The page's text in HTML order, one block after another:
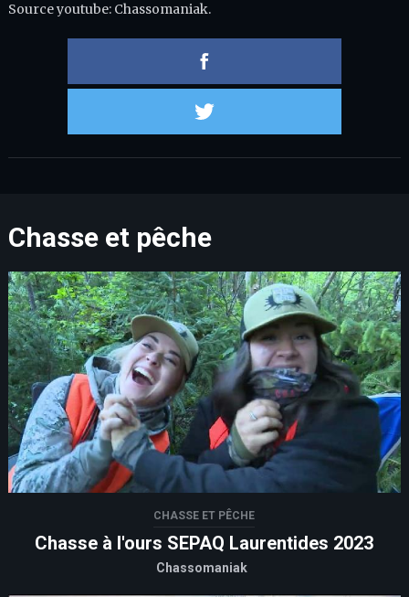
Source youtube: Chassomaniak.
Chasse et pêche
CHASSE ET PÊCHE
Chasse à l'ours SEPAQ Laurentides 2023
Chassomaniak